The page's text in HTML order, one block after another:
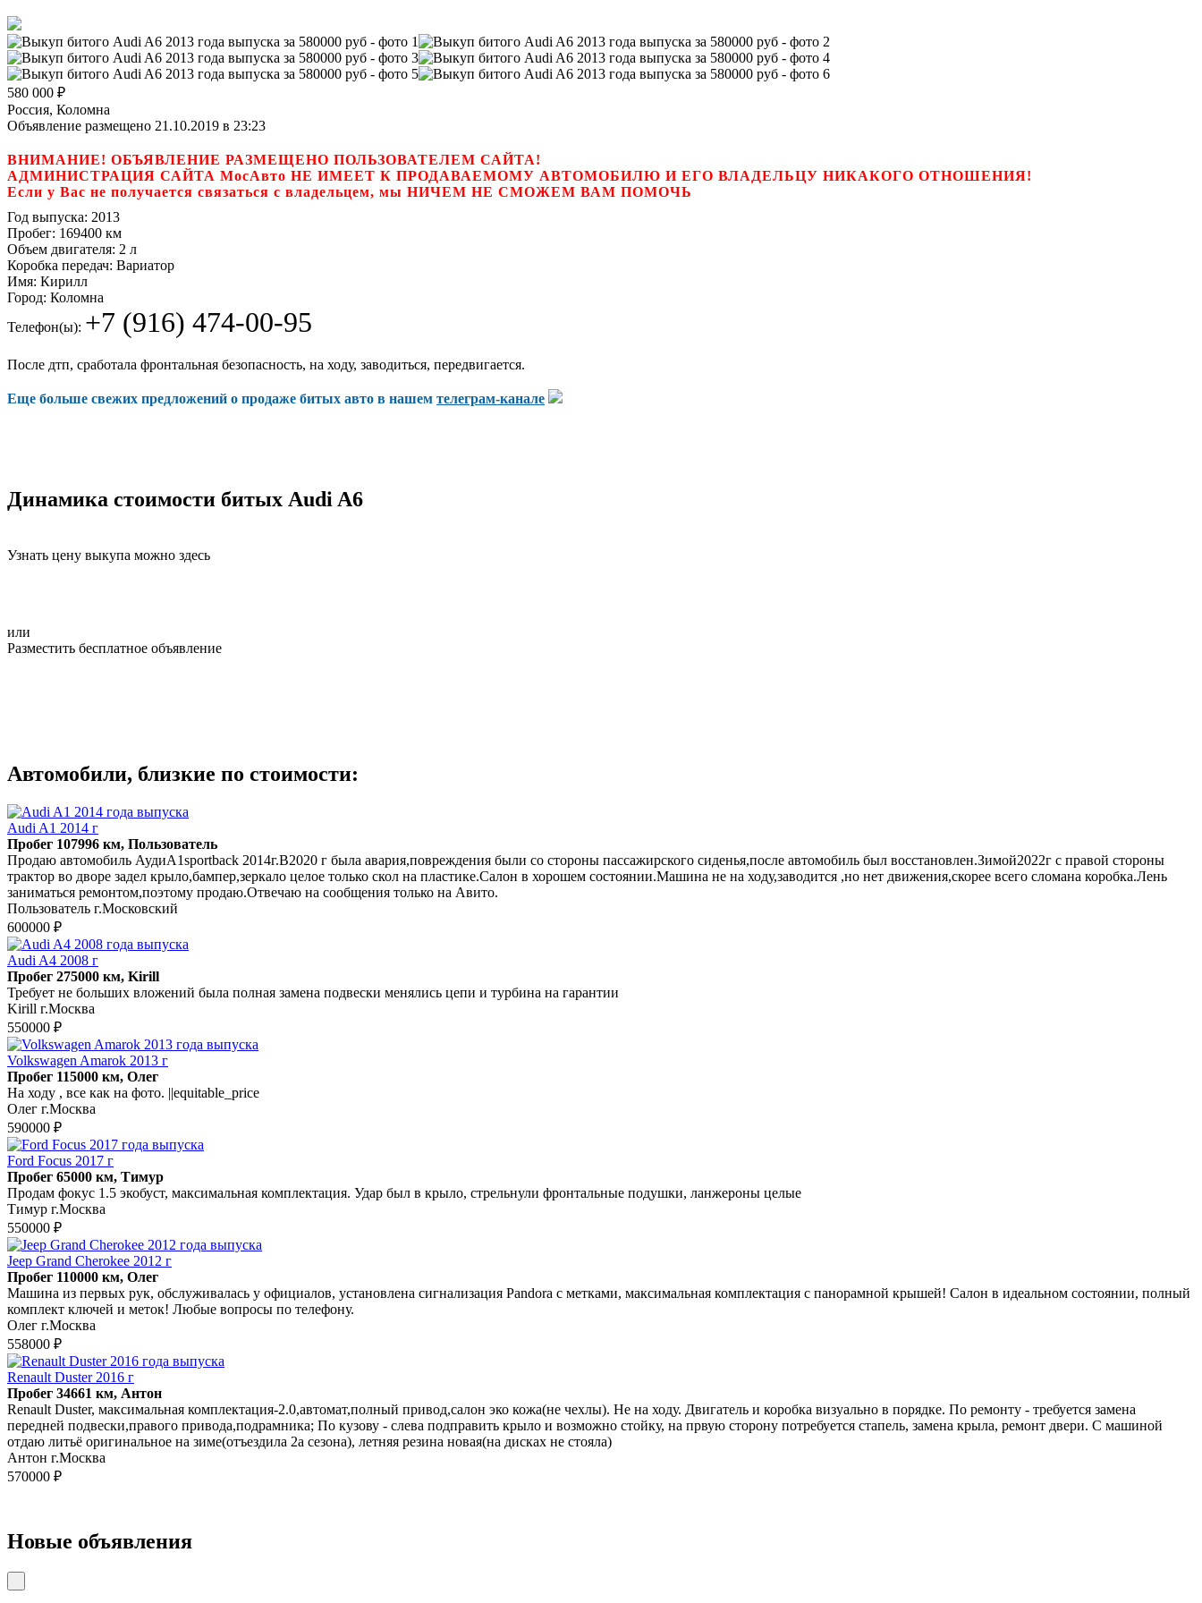
580 000 ₽
Россия, Коломна
Объявление размещено 21.10.2019 в 23:23
ВНИМАНИЕ! ОБЪЯВЛЕНИЕ РАЗМЕЩЕНО ПОЛЬЗОВАТЕЛЕМ САЙТА!
АДМИНИСТРАЦИЯ САЙТА МосАвто НЕ ИМЕЕТ К ПРОДАВАЕМОМУ АВТОМОБИЛЮ И ЕГО ВЛАДЕЛЬЦУ НИКАКОГО ОТНОШЕНИЯ!
Если у Вас не получается связаться с владельцем, мы НИЧЕМ НЕ СМОЖЕМ ВАМ ПОМОЧЬ
Год выпуска: 2013
Пробег: 169400 км
Объем двигателя: 2 л
Коробка передач: Вариатор
Имя: Кирилл
Город: Коломна
Телефон(ы): +7 (916) 474-00-95
После дтп, сработала фронтальная безопасность, на ходу, заводиться, передвигается.
Еще больше свежих предложений о продаже битых авто в нашем телеграм-канале
Динамика стоимости битых Audi A6
Узнать цену выкупа можно здесь
или
Разместить бесплатное объявление
Автомобили, близкие по стоимости:
Audi A1 2014 г
Пробег 107996 км, Пользователь
Продаю автомобиль АудиА1sportback 2014г.В2020 г была авария,повреждения были со стороны пассажирского сиденья,после автомобиль был восстановлен.Зимой2022г с правой стороны
трактор во дворе задел крыло,бампер,зеркало целое только скол на пластике.Салон в хорошем состоянии.Машина не на ходу,заводится ,но нет движения,скорее всего сломана коробка.Лень
заниматься ремонтом,поэтому продаю.Отвечаю на сообщения только на Авито.
Пользователь г.Московский
600000 ₽
Audi A4 2008 г
Пробег 275000 км, Kirill
Требует не больших вложений была полная замена подвески менялись цепи и турбина на гарантии
Kirill г.Москва
550000 ₽
Volkswagen Amarok 2013 г
Пробег 115000 км, Олег
На ходу , все как на фото. ||equitable_price
Олег г.Москва
590000 ₽
Ford Focus 2017 г
Пробег 65000 км, Тимур
Продам фокус 1.5 экобуст, максимальная комплектация. Удар был в крыло, стрельнули фронтальные подушки, ланжероны целые
Тимур г.Москва
550000 ₽
Jeep Grand Cherokee 2012 г
Пробег 110000 км, Олег
Машина из первых рук, обслуживалась у официалов, установлена сигнализация Pandora с метками, максимальная комплектация с панорамной крышей! Салон в идеальном состоянии, полный
комплект ключей и меток! Любые вопросы по телефону.
Олег г.Москва
558000 ₽
Renault Duster 2016 г
Пробег 34661 км, Антон
Renault Duster, максимальная комплектация-2.0,автомат,полный привод,салон эко кожа(не чехлы). Не на ходу. Двигатель и коробка визуально в порядке. По ремонту - требуется замена
передней подвески,правого привода,подрамника; По кузову - слева подправить крыло и возможно стойку, на првую сторону потребуется стапель, замена крыла, ремонт двери. С машиной
отдаю литьё оригинальное на зиме(отъездила 2а сезона), летняя резина новая(на дисках не стояла)
Антон г.Москва
570000 ₽
Новые объявления